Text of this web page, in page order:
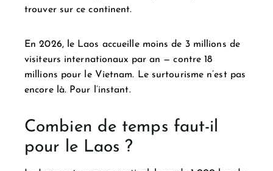
trouver sur ce continent.
En 2026, le Laos accueille moins de 3 millions de
visiteurs internationaux par an — contre 18
millions pour le Vietnam. Le surtourisme n’est pas
encore là. Pour l’instant.
Combien de temps faut-il
pour le Laos ?